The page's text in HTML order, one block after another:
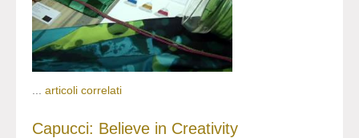
articoli correlati
Capucci: Believe in Creativity